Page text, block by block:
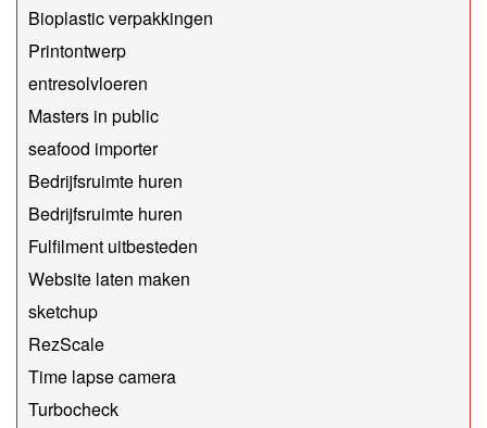
Bioplastic verpakkingen
Printontwerp
entresolvloeren
Masters in public
seafood importer
Bedrijfsruimte huren
Bedrijfsruimte huren
Fulfilment uitbesteden
Website laten maken
sketchup
RezScale
Time lapse camera
Turbocheck